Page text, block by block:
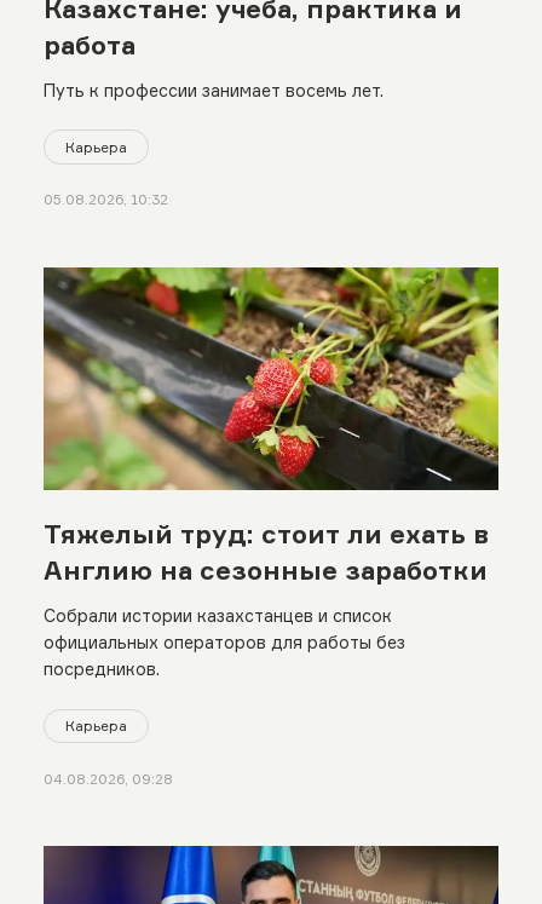
Казахстане: учеба, практика и
работа
Путь к профессии занимает восемь лет.
Карьера
05.08.2026, 10:32
Тяжелый труд: стоит ли ехать в
Англию на сезонные заработки
Собрали истории казахстанцев и список
официальных операторов для работы без
посредников.
Карьера
04.08.2026, 09:28